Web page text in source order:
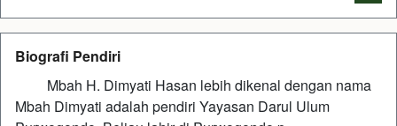
Biografi Pendiri
Mbah H. Dimyati Hasan lebih dikenal dengan nama
Mbah Dimyati adalah pendiri Yayasan Darul Ulum